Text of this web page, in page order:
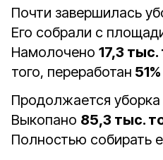
Почти завершилась
Его собрали с
Намолочено 17,3 тыс.
того, переработан 51%
Продолжается
Выкопано 85,3 тыс.
Полностью собирать